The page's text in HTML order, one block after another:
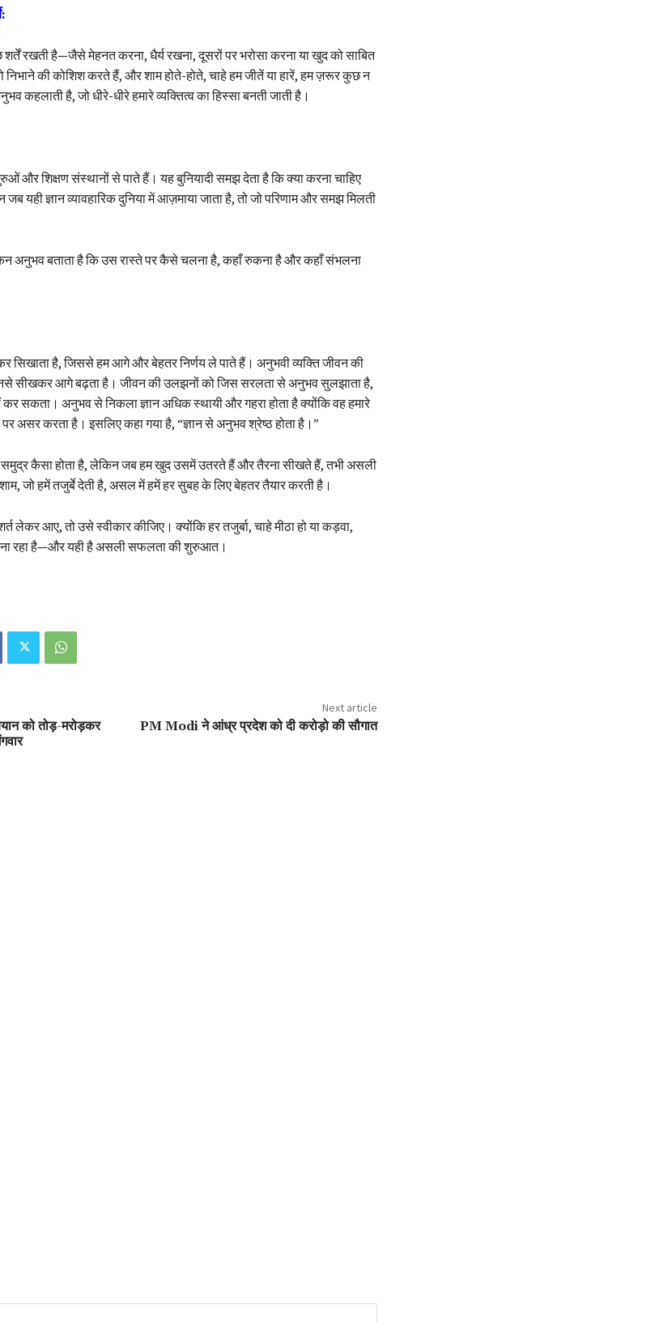
रखती है—जैसे मेहनत करना, धैर्य रखना, दूसरों पर भरोसा करना या खुद को साबित
निभाने की कोशिश करते हैं, और शाम होते-होते, चाहे हम जीतें या हारें, हम ज़रूर कुछ न
कहलाती है, जो धीरे-धीरे हमारे व्यक्तित्व का हिस्सा बनती जाती है।
और शिक्षण संस्थानों से पाते हैं। यह बुनियादी समझ देता है कि क्या करना चाहिए
यही ज्ञान व्यावहारिक दुनिया में आज़माया जाता है, तो जो परिणाम और समझ मिलती
अनुभव बताता है कि उस रास्ते पर कैसे चलना है, कहाँ रुकना है और कहाँ संभलना
सिखाता है, जिससे हम आगे और बेहतर निर्णय ले पाते हैं। अनुभवी व्यक्ति जीवन की
सीखकर आगे बढ़ता है। जीवन की उलझनों को जिस सरलता से अनुभव सुलझाता है,
सकता। अनुभव से निकला ज्ञान अधिक स्थायी और गहरा होता है क्योंकि वह हमारे
असर करता है। इसलिए कहा गया है, “ज्ञान से अनुभव श्रेष्ठ होता है।”
कैसा होता है, लेकिन जब हम खुद उसमें उतरते हैं और तैरना सीखते हैं, तभी असली
जो हमें तजुर्बे देती है, असल में हमें हर सुबह के लिए बेहतर तैयार करती है।
लेकर आए, तो उसे स्वीकार कीजिए। क्योंकि हर तजुर्बा, चाहे मीठा हो या कड़वा,
रहा है—और यही है असली सफलता की शुरुआत।
को तोड़-मरोड़कर
Next article
PM Modi ने आंध्र प्रदेश को दी करोड़ो की सौगात